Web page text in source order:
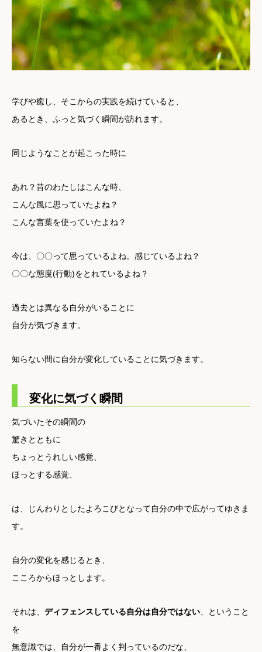
学びや癒し、そこからの実践を続けていると、
あるとき、ふっと気づく瞬間が訪れます。
同じようなことが起こった時に
あれ？昔のわたしはこんな時、
こんな風に思っていたよね？
こんな言葉を使っていたよね？
今は、〇〇って思っているよね。感じているよね？
〇〇な態度(行動)をとれているよね？
過去とは異なる自分がいることに
自分が気づきます。
知らない間に自分が変化していることに気づきます。
変化に気づく瞬間
気づいたその瞬間の
驚きとともに
ちょっとうれしい感覚、
ほっとする感覚、
は、じんわりとしたよろこびとなって自分の中で広がってゆきま
す。
自分の変化を感じるとき、
こころからほっとします。
それは、 ディフェンスしている自分は自分ではない 、ということ
を
無意識では、自分が一番よく判っているのだな、